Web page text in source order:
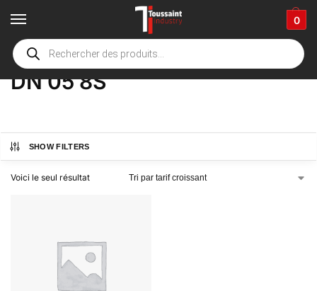
0
Accueil boutique / Product Options
DN 05 8S
SHOW FILTERS
Voici le seul résultat